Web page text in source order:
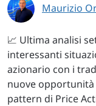
Maurizio
📈 Ultima analisi
interessanti
azionario con i
nuove opportunità
pattern di Price